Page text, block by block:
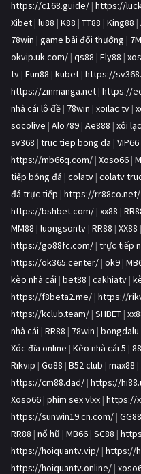
https://c168.guide/ | https://
Xibet | lu88 | K88 | TT88 | King88 |
78win | game bài đổi thưởng | 7M
okvip.uk.com/ | qs88 | Fly88 |
tv | Fun88 | kubet | https://
https://zinmanga.net | https://
nhà cái lô đề | 78win | xoilac tv |
socolive | Alo789 | Ae888 | xôi lạc
sv368 | truc tiep bong da | VIP66
https://mb66q.com/ | Xoso66 |
tiếp bóng đá | colatv | colatv
đá trực tiếp | https://rr88co.net/
https://bshbet.com/ | xx88 |
MM88 | luongsontv | RR88 | XX88 |
https://go88fc.com/ | trực tiếp
https://ok365.center/ | ok9 |
kèo nhà cái | bet88 | cakhiatv |
https://f8beta2.me/ | https://
https://kclub.team/ | SHBET |
nhà cái | RR88 | 78win | bongdalu
Xóc đĩa online | Kèo nhà cái 5 |
Rikvip | Go88 | B52 club | max88 |
https://cm88.dad/ | https://
Xoso66 | phim sex vlxx | https://
https://sunwin19.cn.com/ | GG88
RR88 | nổ hũ | MB66 | SC88 |
https://hoiquantv.vip/ | https://
https://hoiquantv.online/ |